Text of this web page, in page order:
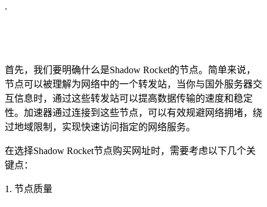
.
首先，我们要明确什么是Shadow Rocket的节点。简单来说，
节点可以被理解为网络中的一个转发站，当你与国外服务器交
互信息时，通过这些转发站可以提高数据传输的速度和稳定
性。加速器通过连接到这些节点，可以有效规避网络拥堵，绕
过地域限制，实现快速访问指定的网络服务。
在选择Shadow Rocket节点购买网址时，需要考虑以下几个关
键点：
1. 节点质量